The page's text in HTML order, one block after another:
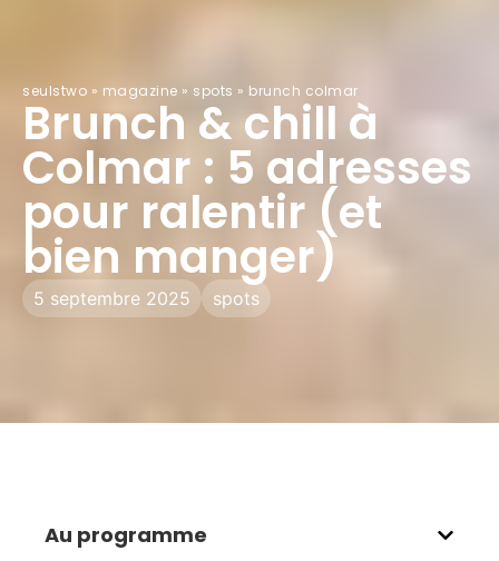
seulstwo » magazine » spots » brunch colmar
Brunch & chill à
Colmar : 5 adresses
pour ralentir (et
bien manger)
5 septembre 2025 spots
Au programme